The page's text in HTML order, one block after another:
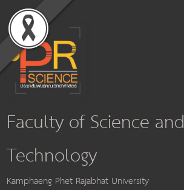
Faculty of Science and
Technology
Kamphaeng Phet Rajabhat University